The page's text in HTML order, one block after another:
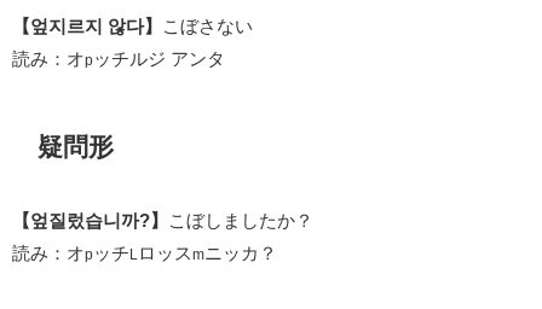
【엎지르지 않다】
こぼさない
読み：オpッチルジ アンタ
疑問形
【엎질렀습니까?】
こぼしましたか？
読み：オpッチ ロッス m ニッカ？